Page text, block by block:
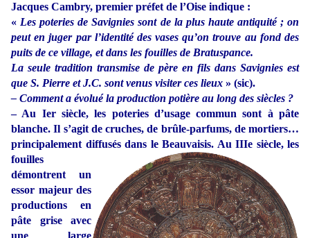
Jacques Cambry, premier préfet de l’Oise indique :
« Les poteries de Savignies sont de la plus haute antiquité ; on
peut en juger par l’identité des vases qu’on trouve au fond des
puits de ce village, et dans les fouilles de Bratuspance.
La seule tradition transmise de père en fils dans Savignies est
que S. Pierre et J.C. sont venus visiter ces lieux » (sic).
– Comment a évolué la production potière au long des siècles ?
– Au Ier siècle, les poteries d’usage commun sont à pâte
blanche. Il s’agit de cruches, de brûle-parfums, de mortiers…
principalement diffusés dans le Beauvaisis. Au IIIe siècle, les
fouilles
démontrent un
essor majeur des
productions en
pâte grise avec